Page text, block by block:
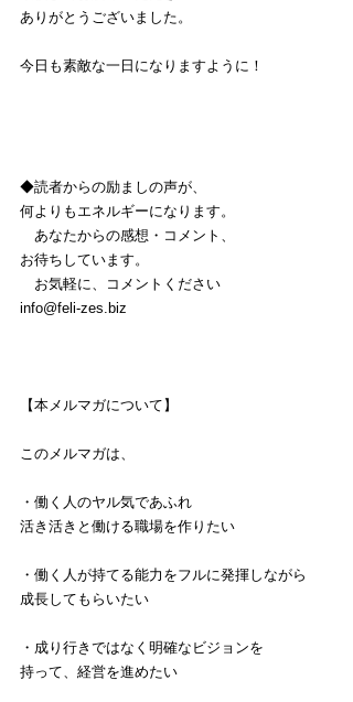
ありがとうございました。
今日も素敵な一日になりますように！
◆読者からの励ましの声が、
何よりもエネルギーになります。
あなたからの感想・コメント、
お待ちしています。
お気軽に、コメントください
info@feli-zes.biz
【本メルマガについて】
このメルマガは、
・働く人のヤル気であふれ
活き活きと働ける職場を作りたい
・働く人が持てる能力をフルに発揮しながら
成長してもらいたい
・成り行きではなく明確なビジョンを
持って、経営を進めたい